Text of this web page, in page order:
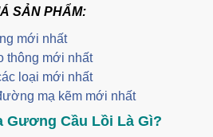
SẢN PHẨM:
mới nhất
thông mới nhất
loại mới nhất
mạ kẽm mới nhất
Gương Cầu Lồi Là Gì?